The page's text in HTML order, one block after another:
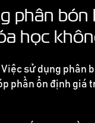
phân
học
sử dụng phân
phần ổn định giá